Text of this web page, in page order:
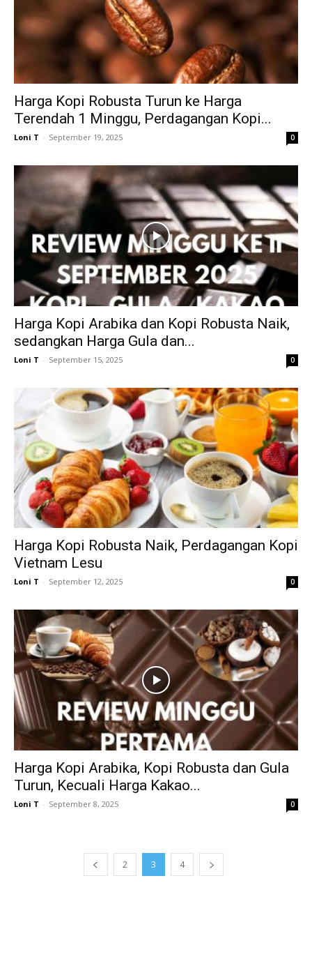
Harga Kopi Robusta Turun ke Harga
Terendah 1 Minggu, Perdagangan Kopi...
Loni T - September 19, 2025 0
Harga Kopi Arabika dan Kopi Robusta Naik,
sedangkan Harga Gula dan...
Loni T - September 15, 2025 0
Harga Kopi Robusta Naik, Perdagangan Kopi
Vietnam Lesu
Loni T - September 12, 2025 0
Harga Kopi Arabika, Kopi Robusta dan Gula
Turun, Kecuali Harga Kakao...
Loni T - September 8, 2025 0
2 3 4